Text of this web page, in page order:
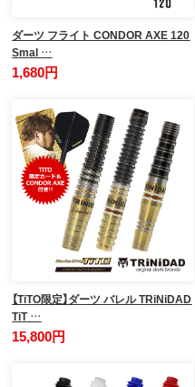
ダーツ フライト CONDOR AXE 120
Smal …
1,680円
【TiTO限定】ダーツ バレル TRiNiDAD
TiT …
15,800円